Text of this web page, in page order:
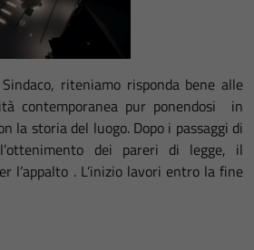
riteniamo risponda bene alle
contemporanea pur ponendosi in
la storia del luogo. Dopo i passaggi di
dei pareri di legge, il
l’appalto . L’inizio lavori entro la fine